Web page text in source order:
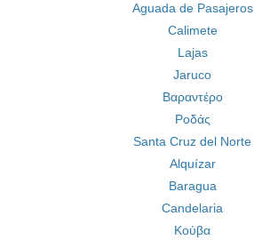
Aguada de Pasajeros
Calimete
Lajas
Jaruco
Βαραντέρο
Ροδάς
Santa Cruz del Norte
Alquízar
Baragua
Candelaria
Κούβα